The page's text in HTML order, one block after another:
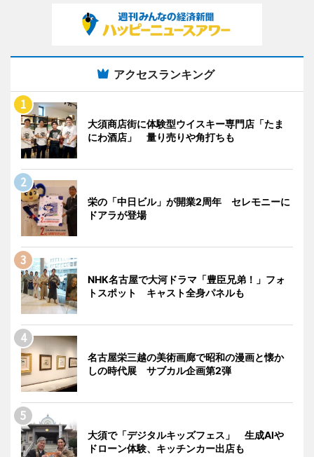
アクセスランキング
大須商店街に体験型ウイスキー専門店「たま
にわ酒店」 量り売りや角打ちも
栄の「中日ビル」が開業2周年 セレモニーに
ドアラが登場
NHK名古屋で大河ドラマ「豊臣兄弟！」フォ
トスポット キャスト全身パネルも
名古屋栄三越の美術画廊で昭和の漫画と懐か
しの時代展 サブカル企画第2弾
大須で「デジタルキッズフェス」 生成AIや
ドローン体験、キッチンカー出店も